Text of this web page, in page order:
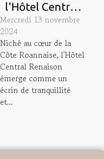
l'Hôtel Central
Renaison, une
pépite au cœur
de la Côte
Roannaise
Mercredi 13 novembre
2024
Niché au cœur de la
Côte Roannaise, l'Hôtel
Central Renaison
émerge comme un
écrin de tranquillité
et...